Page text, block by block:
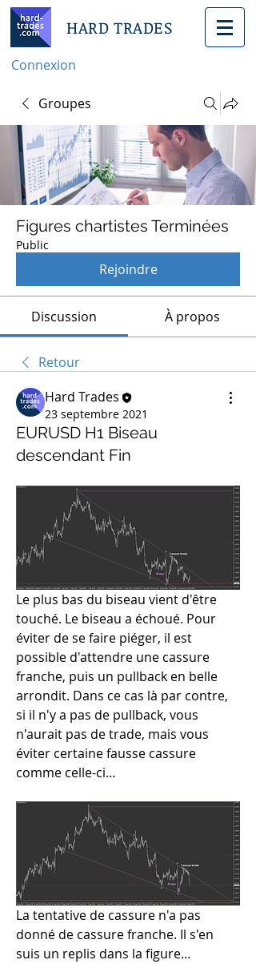
HARD TRADES
Connexion
Groupes
Figures chartistes Terminées
Public
Rejoindre
Discussion À propos
Retour
Hard Trades
23 septembre 2021
EURUSD H1 Biseau
descendant Fin
Le plus bas du biseau vient d'être
touché. Le biseau a échoué. Pour
éviter de se faire piéger, il est
possible d'attendre une cassure
franche, puis un pullback en belle
arrondit. Dans ce cas là par contre,
si il n'y a pas de pullback, vous
n'aurait pas de trade, mais vous
éviter certaine fausse cassure
comme celle-ci…
La tentative de cassure n'a pas
donné de cassure franche. Il s'en
suis un replis dans la figure…